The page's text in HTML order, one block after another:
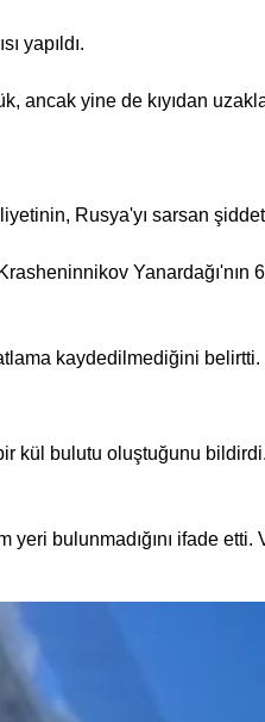
yapıldı.
ancak yine de kıyıdan
Rusya'yı sarsan
kaydedilmediğini belirtti.
kül bulutu oluştuğunu
bulunmadığını ifade etti.